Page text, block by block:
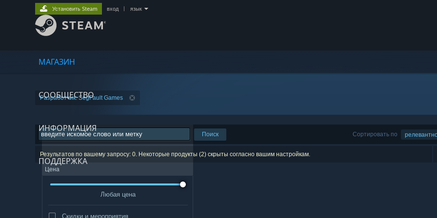
МАГАЗИН
СООБЩЕСТВО
ИНФОРМАЦИЯ
ПОДДЕРЖКА
Установить Steam вход язык
Разработчик: SegFault Games
Сортировать по
Поиск
Результатов по вашему запросу: 0. Некоторые продукты (2) скрыты согласно вашим настройкам.
Цена
Любая цена
Скидки и мероприятия